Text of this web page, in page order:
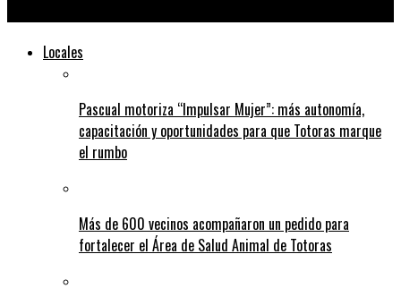
Locales
Pascual motoriza “Impulsar Mujer”: más autonomía,
capacitación y oportunidades para que Totoras marque
el rumbo
Más de 600 vecinos acompañaron un pedido para
fortalecer el Área de Salud Animal de Totoras